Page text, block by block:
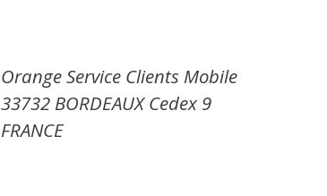
Orange Service Clients Mobile
33732 BORDEAUX Cedex 9
FRANCE